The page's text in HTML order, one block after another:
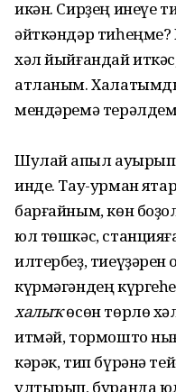
икән. Сирҙең инеүе
әйткәндәр тиһеңме?
хәл йыйғандай
атланым.
мендәремә
Шулай ҡапыл
инде. Тау-урман
барғайным, көн
юл төшкәс,
илтербеҙ, тиеүҙәрен
күрмәгәндең
халыҡөсөн төрлө
итмәй, тормошто
кәрәк, тип бүрәнә
ултырып, буранда